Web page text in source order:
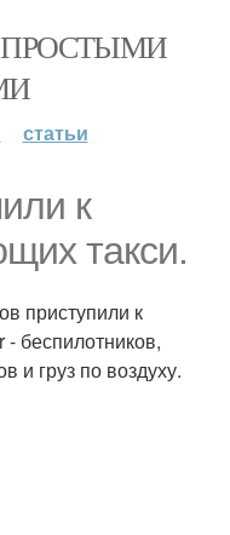
ПРОСТЫМИ
статьи
к
такси.
приступили к
беспилотников,
и груз по воздуху.